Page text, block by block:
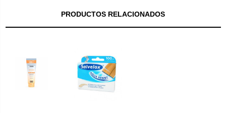
PRODUCTOS RELACIONADOS